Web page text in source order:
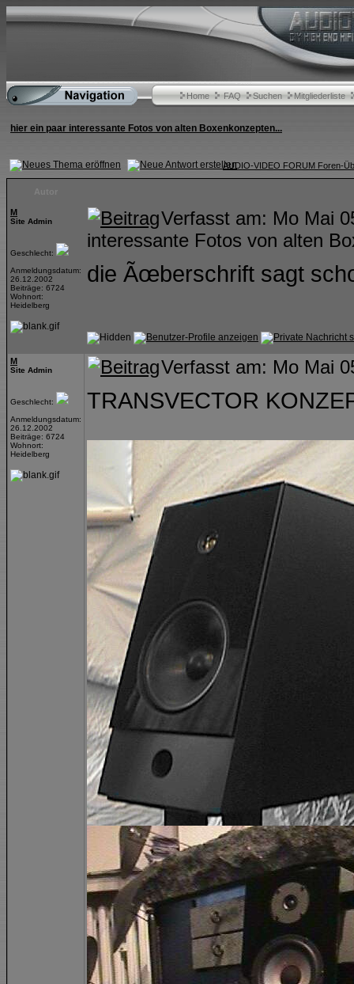
Home FAQ Suchen Mitgliederliste
hier ein paar interessante Fotos von alten Boxenkonzepten...
AUDIO-VIDEO FORUM Foren-
M
Site Admin
Geschlecht:
Anmeldungsdatum:
26.12.2002
Beiträge: 6724
Wohnort:
Heidelberg
Verfasst am: Mo Mai
interessante Fotos von alten
die Ãœberschrift sagt
M
Site Admin
Geschlecht:
Anmeldungsdatum:
26.12.2002
Beiträge: 6724
Wohnort:
Heidelberg
Verfasst am: Mo Mai
TRANSVECTOR